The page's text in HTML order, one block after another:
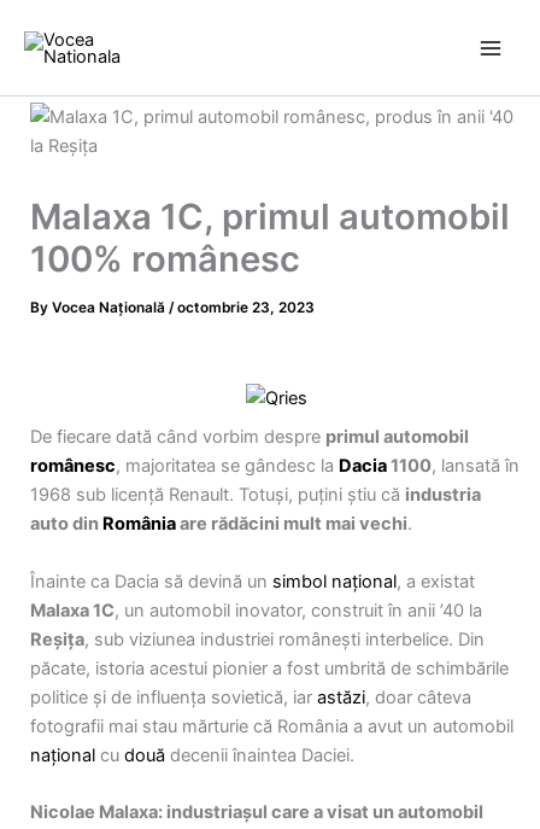
content
Malaxa 1C, primul automobil
100% românesc
By Vocea Națională /octombrie 23, 2023
De fiecare dată când vorbim despre primul automobil
românesc, majoritatea se gândesc la Dacia1100, lansată în
1968 sub licență Renault. Totuși, puțini știu că industria
auto din Româniaare rădăcini mult mai vechi.
Înainte ca Dacia să devină un simbol național, a existat
Malaxa 1C, un automobil inovator, construit în anii ’40 la
Reșița, sub viziunea industriei românești interbelice. Din
păcate, istoria acestui pionier a fost umbrită de schimbările
politice și de influența sovietică, iar astăzi, doar câteva
fotografii mai stau mărturie că România a avut un automobil
național cu două decenii înaintea Daciei.
Nicolae Malaxa: industriașul care a visat un automobil